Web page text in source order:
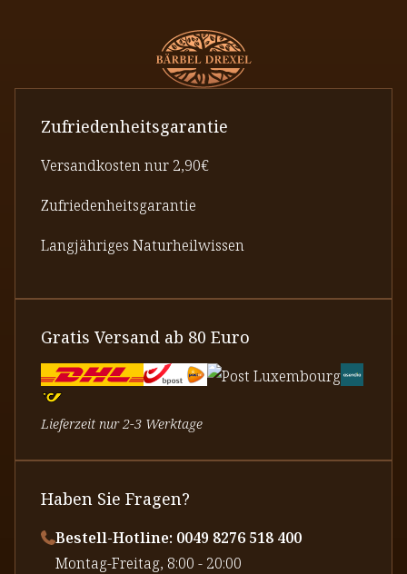
Zufriedenheitsgarantie
Versandkosten nur 2,90€
Zufriedenheitsgarantie
Langjähriges Naturheilwissen
Gratis Versand ab 80 Euro
Lieferzeit nur 2-3 Werktage
Haben Sie Fragen?
Bestell-Hotline: 0049 8276 518 400
⁠Montag-Freitag, 8:00 - 20:00